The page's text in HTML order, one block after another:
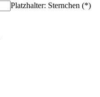
Platzhalter: Sternchen (*)